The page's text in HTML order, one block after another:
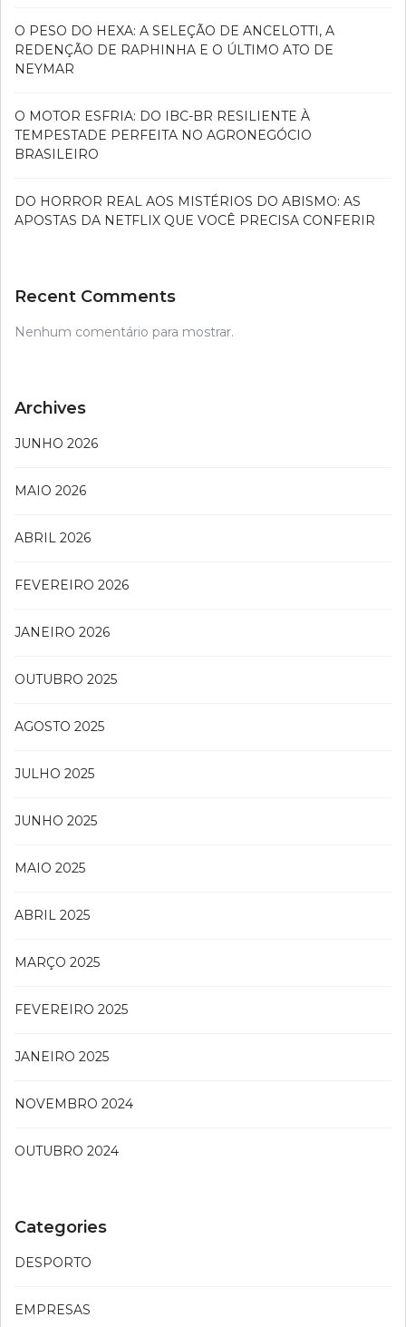
O PESO DO HEXA: A SELEÇÃO DE ANCELOTTI, A
REDENÇÃO DE RAPHINHA E O ÚLTIMO ATO DE
NEYMAR
O MOTOR ESFRIA: DO IBC-BR RESILIENTE À
TEMPESTADE PERFEITA NO AGRONEGÓCIO
BRASILEIRO
DO HORROR REAL AOS MISTÉRIOS DO ABISMO: AS
APOSTAS DA NETFLIX QUE VOCÊ PRECISA CONFERIR
Recent Comments
Nenhum comentário para mostrar.
Archives
JUNHO 2026
MAIO 2026
ABRIL 2026
FEVEREIRO 2026
JANEIRO 2026
OUTUBRO 2025
AGOSTO 2025
JULHO 2025
JUNHO 2025
MAIO 2025
ABRIL 2025
MARÇO 2025
FEVEREIRO 2025
JANEIRO 2025
NOVEMBRO 2024
OUTUBRO 2024
Categories
DESPORTO
EMPRESAS